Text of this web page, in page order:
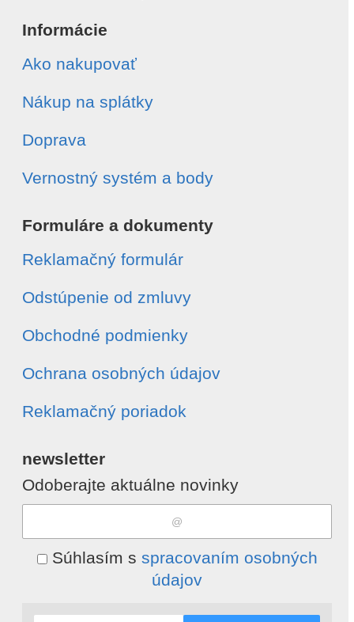
Informácie
Ako nakupovať
Nákup na splátky
Doprava
Vernostný systém a body
Formuláre a dokumenty
Reklamačný formulár
Odstúpenie od zmluvy
Obchodné podmienky
Ochrana osobných údajov
Reklamačný poriadok
newsletter
Odoberajte aktuálne novinky
Súhlasím s spracovaním osobných
údajov